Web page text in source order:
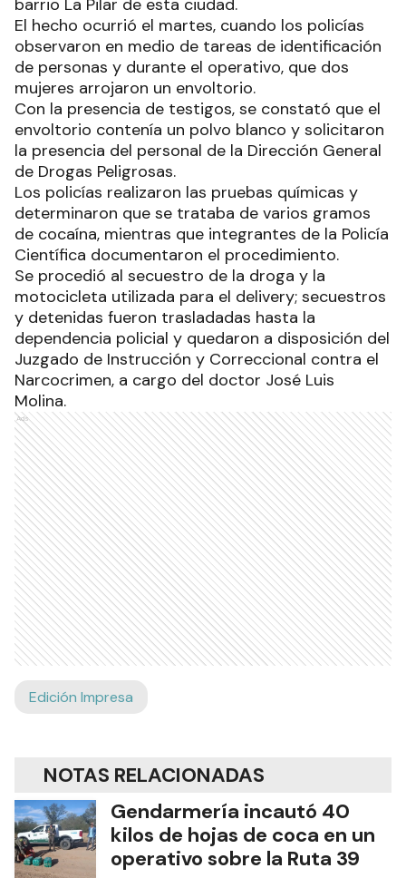
barrio La Pilar de esta ciudad.
El hecho ocurrió el martes, cuando los policías
observaron en medio de tareas de identificación
de personas y durante el operativo, que dos
mujeres arrojaron un envoltorio.
Con la presencia de testigos, se constató que el
envoltorio contenía un polvo blanco y solicitaron
la presencia del personal de la Dirección General
de Drogas Peligrosas.
Los policías realizaron las pruebas químicas y
determinaron que se trataba de varios gramos
de cocaína, mientras que integrantes de la Policía
Científica documentaron el procedimiento.
Se procedió al secuestro de la droga y la
motocicleta utilizada para el delivery; secuestros
y detenidas fueron trasladadas hasta la
dependencia policial y quedaron a disposición del
Juzgado de Instrucción y Correccional contra el
Narcocrimen, a cargo del doctor José Luis
Molina.
Ads
Edición Impresa
NOTAS RELACIONADAS
Gendarmería incautó 40
kilos de hojas de coca en un
operativo sobre la Ruta 39